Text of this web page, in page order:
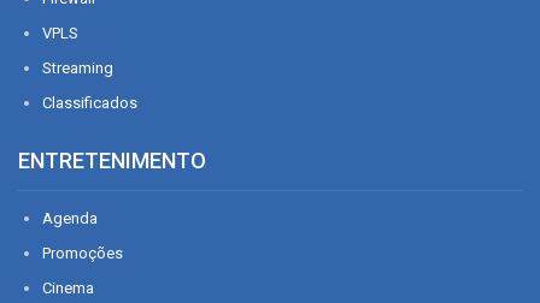
VPLS
Streaming
Classificados
ENTRETENIMENTO
Agenda
Promoções
Cinema